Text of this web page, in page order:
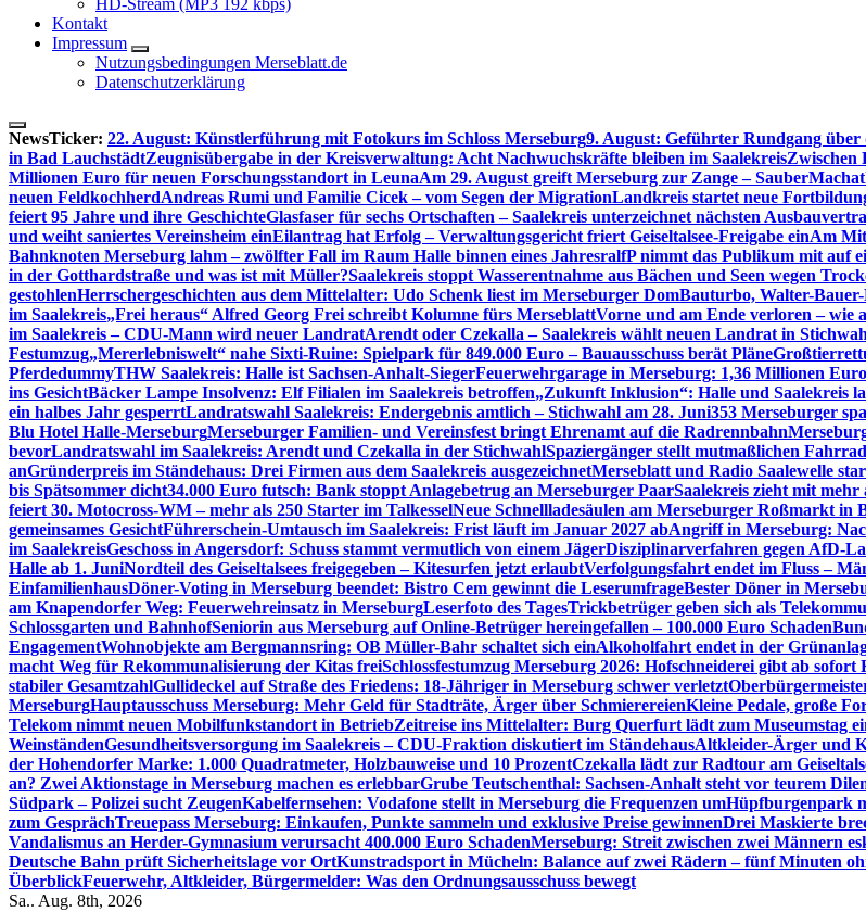
HD-Stream (MP3 192 kbps)
Kontakt
Impressum
Nutzungsbedingungen Merseblatt.de
Datenschutzerklärung
NewsTicker: 22. August: Künstlerführung mit Fotokurs im Schloss Merseburg9. August: Geführter Rundgang
in Bad LauchstädtZeugnisübergabe in der Kreisverwaltung: Acht Nachwuchskräfte bleiben im SaalekreisZwischen
Millionen Euro für neuen Forschungsstandort in LeunaAm 29. August greift Merseburg zur Zange –
neuen FeldkochherdAndreas Rumi und Familie Cicek – vom Segen der MigrationLandkreis startet neue
feiert 95 Jahre und ihre GeschichteGlasfaser für sechs Ortschaften – Saalekreis unterzeichnet nächsten
und weiht saniertes Vereinsheim einEilantrag hat Erfolg – Verwaltungsgericht friert Geiseltalsee-Freigabe einAm
Bahnknoten Merseburg lahm – zwölfter Fall im Raum Halle binnen eines JahresralfP nimmt das Publikum mit auf
in der Gotthardstraße und was ist mit Müller?Saalekreis stoppt Wasserentnahme aus Bächen und Seen wegen
gestohlenHerrschergeschichten aus dem Mittelalter: Udo Schenk liest im Merseburger DomBauturbo, Walter-
im Saalekreis„Frei heraus“ Alfred Georg Frei schreibt Kolumne fürs MerseblattVorne und am Ende verloren – wie
im Saalekreis – CDU-Mann wird neuer LandratArendt oder Czekalla – Saalekreis wählt neuen Landrat in
Festumzug„Mererlebniswelt“ nahe Sixti-Ruine: Spielpark für 849.000 Euro – Bauausschuss berät Pläne
PferdedummyTHW Saalekreis: Halle ist Sachsen-Anhalt-SiegerFeuerwehrgarage in Merseburg: 1,36 Millionen
ins GesichtBäcker Lampe Insolvenz: Elf Filialen im Saalekreis betroffen„Zukunft Inklusion“: Halle und Saalekreis
ein halbes Jahr gesperrtLandratswahl Saalekreis: Endergebnis amtlich – Stichwahl am 28. Juni353 Merseburger
Blu Hotel Halle-MerseburgMerseburger Familien- und Vereinsfest bringt Ehrenamt auf die Radrennbahn
bevorLandratswahl im Saalekreis: Arendt und Czekalla in der StichwahlSpaziergänger stellt mutmaßlichen
anGründerpreis im Ständehaus: Drei Firmen aus dem Saalekreis ausgezeichnetMerseblatt und Radio Saalewelle
bis Spätsommer dicht34.000 Euro futsch: Bank stoppt Anlagebetrug an Merseburger PaarSaalekreis zieht mit
feiert 30. Motocross-WM – mehr als 250 Starter im TalkesselNeue Schnellladesäulen am Merseburger Roßmarkt in
gemeinsames GesichtFührerschein-Umtausch im Saalekreis: Frist läuft im Januar 2027 abAngriff in Merseburg:
im SaalekreisGeschoss in Angersdorf: Schuss stammt vermutlich von einem JägerDisziplinarverfahren gegen AfD-
Halle ab 1. JuniNordteil des Geiseltalsees freigegeben – Kitesurfen jetzt erlaubtVerfolgungsfahrt endet im Fluss –
EinfamilienhausDöner-Voting in Merseburg beendet: Bistro Cem gewinnt die LeserumfrageBester Döner in
am Knapendorfer Weg: Feuerwehreinsatz in MerseburgLeserfoto des TagesTrickbetrüger geben sich als
Schlossgarten und BahnhofSeniorin aus Merseburg auf Online-Betrüger hereingefallen – 100.000 Euro Schaden
EngagementWohnobjekte am Bergmannsring: OB Müller-Bahr schaltet sich einAlkoholfahrt endet in der
macht Weg für Rekommunalisierung der Kitas freiSchlossfestumzug Merseburg 2026: Hofschneiderei gibt ab sofort
stabiler GesamtzahlGullideckel auf Straße des Friedens: 18-Jähriger in Merseburg schwer verletzt
MerseburgHauptausschuss Merseburg: Mehr Geld für Stadträte, Ärger über SchmierereienKleine Pedale, große
Telekom nimmt neuen Mobilfunkstandort in BetriebZeitreise ins Mittelalter: Burg Querfurt lädt zum Museumstag
WeinständenGesundheitsversorgung im Saalekreis – CDU-Fraktion diskutiert im StändehausAltkleider-Ärger und
der Hohendorfer Marke: 1.000 Quadratmeter, Holzbauweise und 10 ProzentCzekalla lädt zur Radtour am
an? Zwei Aktionstage in Merseburg machen es erlebbarGrube Teutschenthal: Sachsen-Anhalt steht vor teurem
Südpark – Polizei sucht ZeugenKabelfernsehen: Vodafone stellt in Merseburg die Frequenzen umHüpfburgenpark
zum GesprächTreuepass Merseburg: Einkaufen, Punkte sammeln und exklusive Preise gewinnenDrei Maskierte
Vandalismus an Herder-Gymnasium verursacht 400.000 Euro SchadenMerseburg: Streit zwischen zwei Männern
Deutsche Bahn prüft Sicherheitslage vor OrtKunstradsport in Mücheln: Balance auf zwei Rädern – fünf Minuten
ÜberblickFeuerwehr, Altkleider, Bürgermelder: Was den Ordnungsausschuss bewegt
Sa.. Aug. 8th, 2026